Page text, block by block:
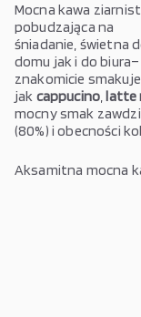
Mocna kawa
pobudzająca na
śniadanie, świetna
domu jak i do biura–
znakomicie
jak cappucino,latte
mocny smak
(80%) i obecności
Aksamitna mocna